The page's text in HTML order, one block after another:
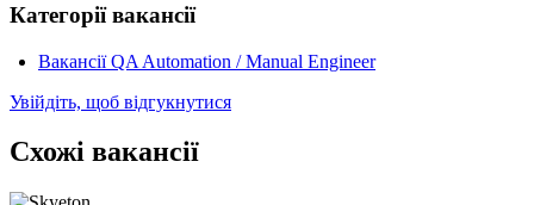
Категорії вакансії
Вакансії QA Automation / Manual Engineer
Увійдіть, щоб відгукнутися
Схожі вакансії